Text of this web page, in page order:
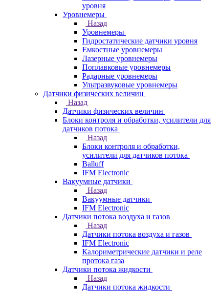
уровня
Уровнемеры
Назад
Уровнемеры
Гидростатические датчики уровня
Емкостные уровнемеры
Лазерные уровнемеры
Поплавковые уровнемеры
Радарные уровнемеры
Ультразвуковые уровнемеры
Датчики физических величин
Назад
Датчики физических величин
Блоки контроля и обработки, усилители для
датчиков потока
Назад
Блоки контроля и обработки,
усилители для датчиков потока
Balluff
IFM Electronic
Вакуумные датчики
Назад
Вакуумные датчики
IFM Electronic
Датчики потока воздуха и газов
Назад
Датчики потока воздуха и газов
IFM Electronic
Калориметрические датчики и реле
протока газа
Датчики потока жидкости
Назад
Датчики потока жидкости